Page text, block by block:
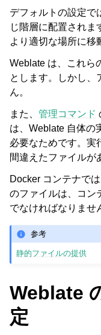
デフォルトの設定で
じ階層に配置されま
より適切な場所に移
Weblate は、これら
とします。しかし、
ん。
また、 管理コマンド
は、Weblate 自体の
必要なためです。実
間違えたファイルが
Docker コンテナでは
のファイルは、コン
でなければなりませ
参考
静的ファイルの提供
Weblate
定